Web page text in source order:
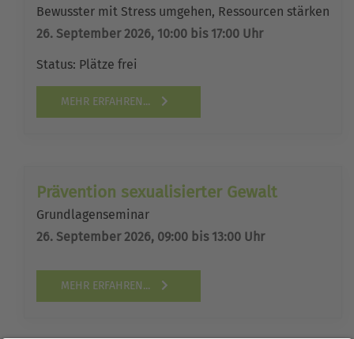
Bewusster mit Stress umgehen, Ressourcen stärken
26. September 2026, 10:00 bis 17:00 Uhr
Status: Plätze frei
MEHR ERFAHREN...
Prävention sexualisierter Gewalt
Grundlagenseminar
26. September 2026, 09:00 bis 13:00 Uhr
MEHR ERFAHREN...